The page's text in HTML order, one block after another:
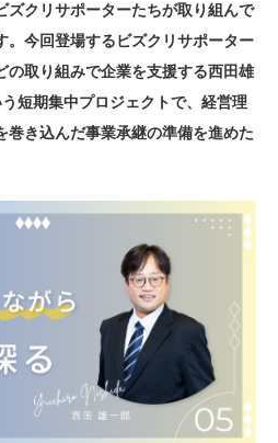
ズクリサポーターたちが取り組んで
。今回登場するビズクリサポーター
の取り組みで企業を支援する西田雄
短期集中プロジェクトで、経営理
巻き込んだ事業承継の準備を進めた